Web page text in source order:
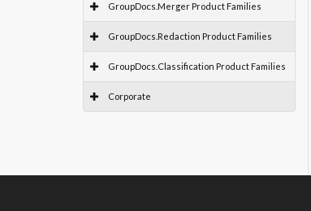
GroupDocs.Merger Product Families
GroupDocs.Redaction Product Families
GroupDocs.Classification Product Families
Corporate